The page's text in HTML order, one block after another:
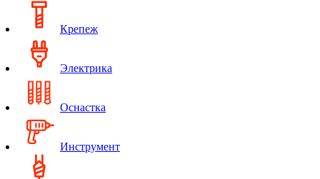
Крепеж
Электрика
Оснастка
Инструмент